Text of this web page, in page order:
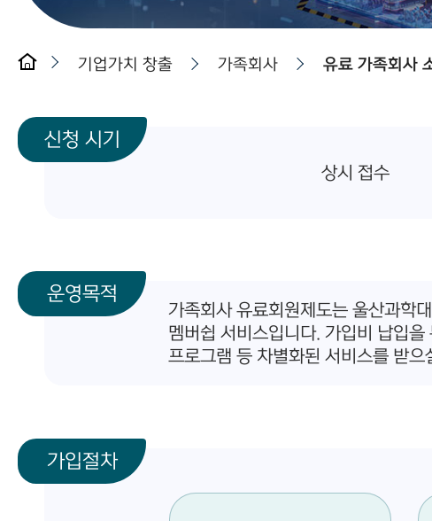
기업가치 창출 가족회사 유료 가족회사
신청 시기
상시 접수
운영목적
가족회사 유료회원제도는 울산과학
멤버쉽 서비스입니다. 가입비 납입
프로그램 등 차별화된 서비스를 받으
가입절차